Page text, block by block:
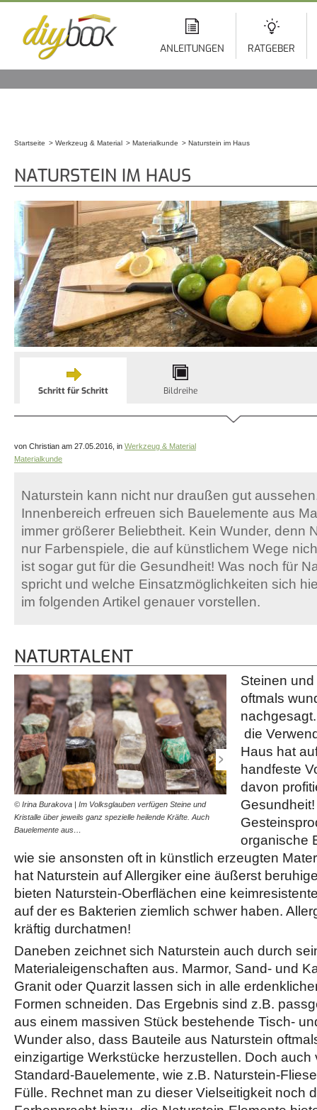
ANLEITUNGEN RATGEBER
Startseite Werkzeug & Material Materialkunde Naturstein im Haus
NATURSTEIN IM HAUS
Schritt für Schritt Bildreihe
von Christian am 27.05.2016, in Werkzeug & Material
Materialkunde
Naturstein kann nicht nur draußen gut
Innenbereich erfreuen sich Bauelemente aus
immer größerer Beliebtheit. Kein Wunder, denn
nur Farbenspiele, die auf künstlichem Wege
ist sogar gut für die Gesundheit! Was noch für
spricht und welche Einsatzmöglichkeiten sich
im folgenden Artikel genauer vorstellen.
NATURTALENT
© Irina Burakova | Im Volksglauben verfügen Steine und
Kristalle über jeweils ganz spezielle heilende Kräfte. Auch
Bauelemente aus…
© Rupert | Wie dieser
Steinbruch können
ausgeliefert werden,…
Steinen
oftmals
die
Haus hat
handfeste
davon
organische
wie sie ansonsten oft in künstlich erzeugten
hat Naturstein auf Allergiker eine äußerst
bieten Naturstein-Oberflächen eine
auf der es Bakterien ziemlich schwer haben.
kräftig durchatmen!
Daneben zeichnet sich Naturstein auch durch
Materialeigenschaften aus. Marmor, Sand- und
Granit oder Quarzit lassen sich in alle
Formen schneiden. Das Ergebnis sind z.B.
aus einem massiven Stück bestehende Tisch-
Wunder also, dass Bauteile aus Naturstein
einzigartige Werkstücke herzustellen. Doch auch
Standard-Bauelemente, wie z.B. Naturstein-
Fülle. Rechnet man zu dieser Vielseitigkeit noch